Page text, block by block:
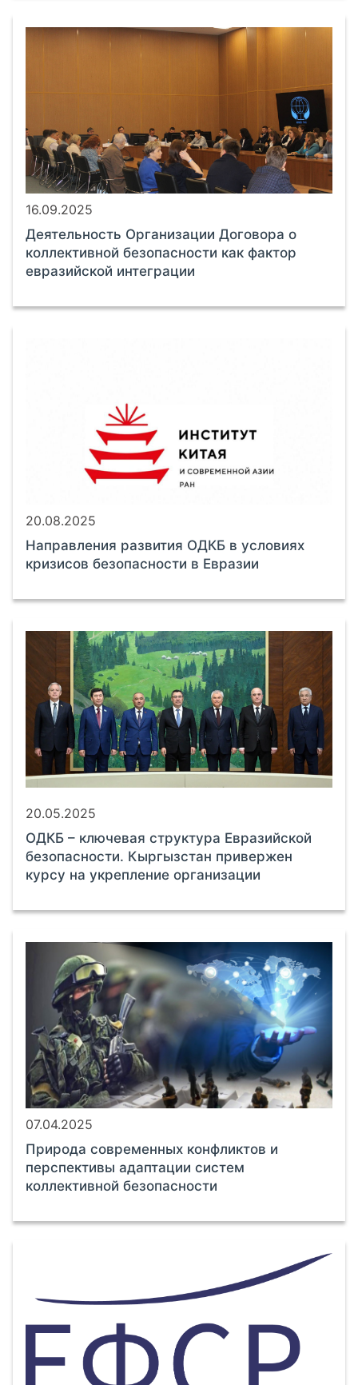
16.09.2025
Деятельность Организации Договора о
коллективной безопасности как фактор
евразийской интеграции
20.08.2025
Направления развития ОДКБ в условиях
кризисов безопасности в Евразии
20.05.2025
ОДКБ – ключевая структура Евразийской
безопасности. Кыргызстан привержен
курсу на укрепление организации
07.04.2025
Природа современных конфликтов и
перспективы адаптации систем
коллективной безопасности